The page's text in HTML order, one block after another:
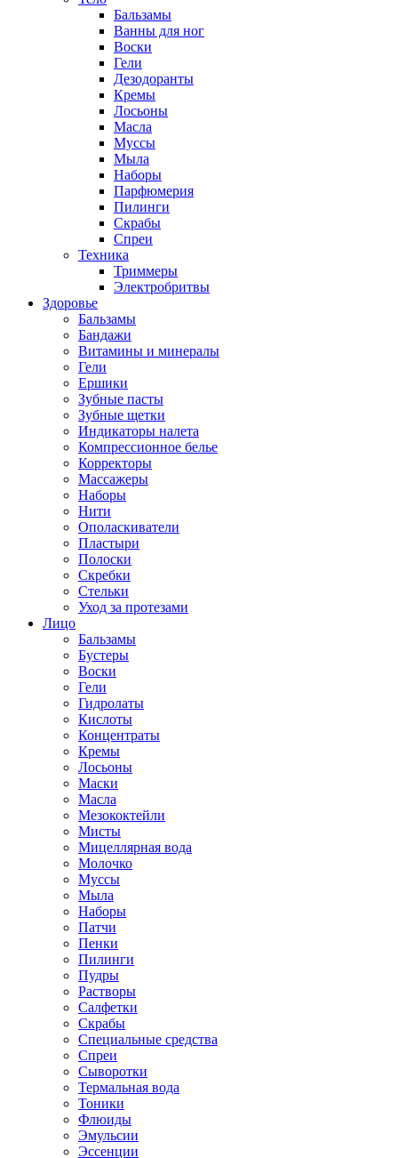
Бальзамы
Ванны для ног
Воски
Гели
Дезодоранты
Кремы
Лосьоны
Масла
Муссы
Мыла
Наборы
Парфюмерия
Пилинги
Скрабы
Спреи
Техника
Триммеры
Электробритвы
Здоровье
Бальзамы
Бандажи
Витамины и минералы
Гели
Ершики
Зубные пасты
Зубные щетки
Индикаторы налета
Компрессионное белье
Корректоры
Массажеры
Наборы
Нити
Ополаскиватели
Пластыри
Полоски
Скребки
Стельки
Уход за протезами
Лицо
Бальзамы
Бустеры
Воски
Гели
Гидролаты
Кислоты
Концентраты
Кремы
Лосьоны
Маски
Масла
Мезококтейли
Мисты
Мицеллярная вода
Молочко
Муссы
Мыла
Наборы
Патчи
Пенки
Пилинги
Пудры
Растворы
Салфетки
Скрабы
Специальные средства
Спреи
Сыворотки
Термальная вода
Тоники
Флюиды
Эмульсии
Эссенции